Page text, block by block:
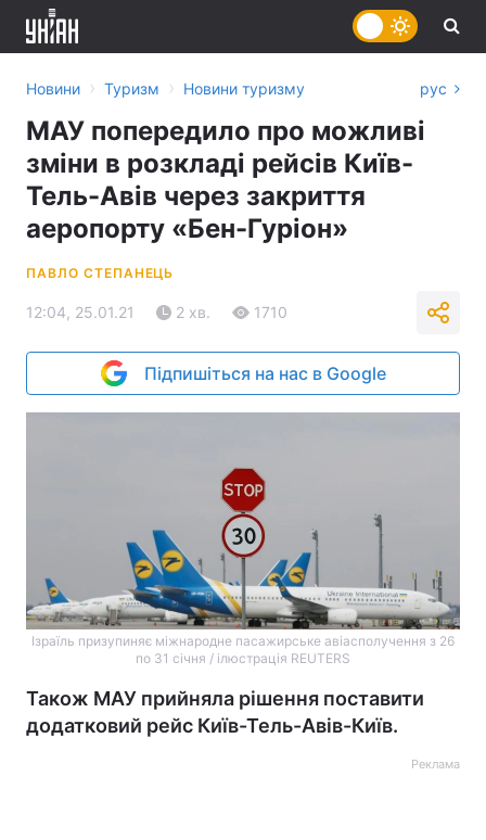
Новини › Туризм › Новини туризму рус
МАУ попередило про можливі
зміни в розкладі рейсів Київ-
Тель-Авів через закриття
аеропорту «Бен-Гуріон»
ПАВЛО СТЕПАНЕЦЬ
12:04, 25.01.21 2 хв. 1710
Підпишіться на нас в Google
Ізраїль призупиняє міжнародне пасажирське авіасполучення з 26
по 31 січня / ілюстрація REUTERS
Також МАУ прийняла рішення поставити
додатковий рейс Київ-Тель-Авів-Київ.
Реклама